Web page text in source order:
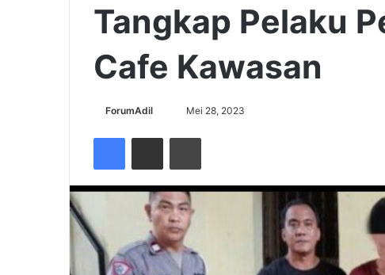
Tangkap Pelaku
Cafe Kawasan
ForumAdil Mei 28, 2023
FacebookShare via Email Cetak